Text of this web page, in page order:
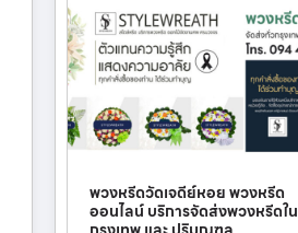
พวงหรีดวัดเจดีย์หอย พวงหรีด
ออนไลน์ บริการจัดส่งพวงหรีดใน